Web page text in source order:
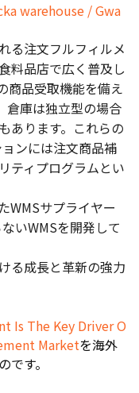
warehouse / Gwa
る注文フルフィルメ
料品店で広く普及し
商品受取機能を備え
倉庫は独立型の場合
あります。これらの
ンには注文商品補
ティプログラムとい
WMSサプライヤー
いWMSを開発して
る成長と革新の強力
Is The Key Driver O
Marketを海外
す。